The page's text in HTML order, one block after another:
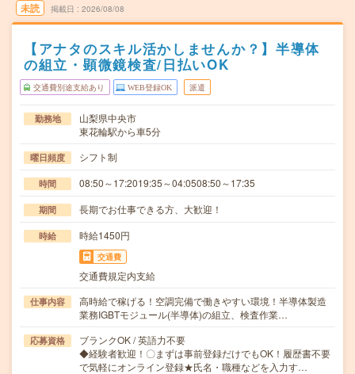
未読 掲載日 2026/08/08
【アナタのスキル活かしませんか？】半導体
の組立・顕微鏡検査/日払いOK
交通費別途支給あり WEB登録OK 派遣
勤務地
山梨県中央市
東花輪駅から車5分
曜日頻度 シフト制
時間 08:50～17:2019:35～04:0508:50～17:35
期間 長期でお仕事できる方、大歓迎！
時給 時給1450円
交通費
交通費規定内支給
仕事内容
高時給で稼げる！空調完備で働きやすい環境！半導体製造
業務IGBTモジュール(半導体)の組立、検査作業…
応募資格
ブランクOK / 英語力不要
◆経験者歓迎！〇まずは事前登録だけでもOK！履歴書不要
で気軽にオンライン登録★氏名・職種などを入力す…